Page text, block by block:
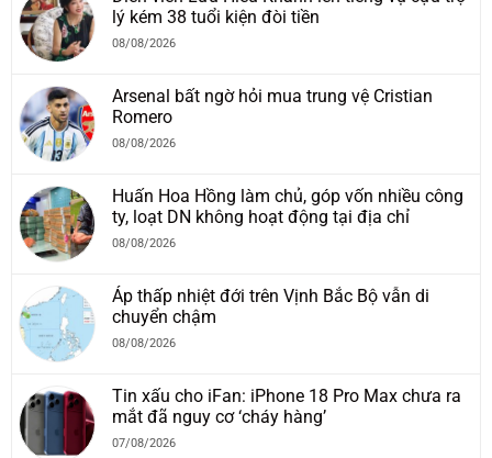
lý kém 38 tuổi kiện đòi tiền
08/08/2026
Arsenal bất ngờ hỏi mua trung vệ Cristian
Romero
08/08/2026
Huấn Hoa Hồng làm chủ, góp vốn nhiều công
ty, loạt DN không hoạt động tại địa chỉ
08/08/2026
Áp thấp nhiệt đới trên Vịnh Bắc Bộ vẫn di
chuyển chậm
08/08/2026
Tin xấu cho iFan: iPhone 18 Pro Max chưa ra
mắt đã nguy cơ ‘cháy hàng’
07/08/2026